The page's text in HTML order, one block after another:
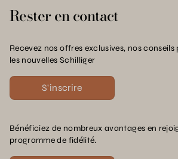
Rester en contact
Recevez nos offres exclusives, nos
les nouvelles Schilliger
S'inscrire
Bénéficiez de nombreux avantages en
programme de fidélité.